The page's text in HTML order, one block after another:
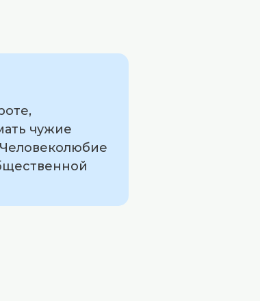
чужие